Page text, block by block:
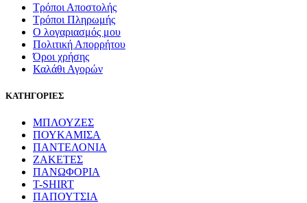
Τρόποι Αποστολής
Τρόποι Πληρωμής
Ο λογαριασμός μου
Πολιτική Απορρήτου
Όροι χρήσης
Καλάθι Αγορών
ΚΑΤΗΓΟΡΙΕΣ
ΜΠΛΟΥΖΕΣ
ΠΟΥΚΑΜΙΣΑ
ΠΑΝΤΕΛΟΝΙΑ
ΖΑΚΕΤΕΣ
ΠΑΝΩΦΟΡΙΑ
T-SHIRT
ΠΑΠΟΥΤΣΙΑ